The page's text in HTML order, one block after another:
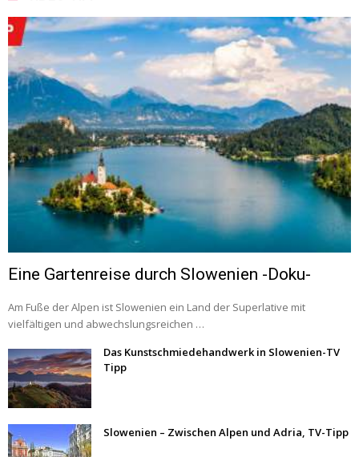
Eine Gartenreise durch Slowenien -Doku-
Am Fuße der Alpen ist Slowenien ein Land der Superlative mit
vielfältigen und abwechslungsreichen …
Das Kunstschmiedehandwerk in Slowenien-TV
Tipp
Slowenien – Zwischen Alpen und Adria, TV-Tipp